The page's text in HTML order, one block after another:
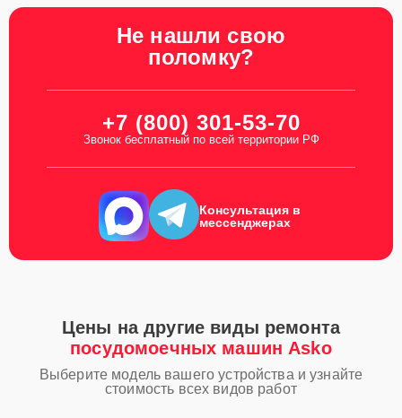
Не нашли свою
поломку?
+7 (800) 301-53-70
Звонок бесплатный по всей территории РФ
Консультация в
мессенджерах
Цены на другие виды ремонта
посудомоечных машин Asko
Выберите модель вашего устройства и узнайте
стоимость всех видов работ